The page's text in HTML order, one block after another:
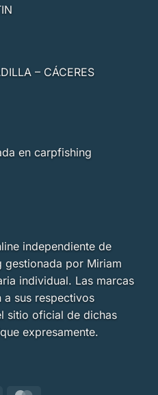
– CÁCERES
en carpfishing
independiente de
por Miriam
individual. Las marcas
a sus respectivos
sitio oficial de dichas
expresamente.